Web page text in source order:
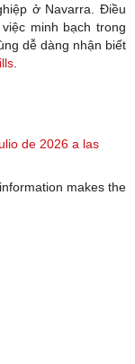
ở Navarra. Điều
minh bạch trong
dễ dàng nhận biết
de 2026 a las
makes the